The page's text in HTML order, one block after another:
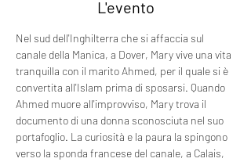
L'evento
Nel sud dell'Inghilterra che si affaccia sul
canale della Manica, a Dover, Mary vive una vita
tranquilla con il marito Ahmed, per il quale si è
convertita all'Islam prima di sposarsi. Quando
Ahmed muore all'improvviso, Mary trova il
documento di una donna sconosciuta nel suo
portafoglio. La curiosità e la paura la spingono
verso la sponda francese del canale, a Calais,